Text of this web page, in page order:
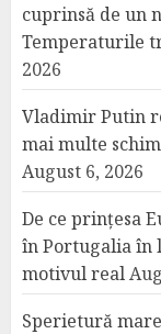
cuprinsă de un
Temperaturile
2026
Vladimir Putin
mai multe
August 6, 2026
De ce prințesa
în Portugalia în
motivul real
Sperietură